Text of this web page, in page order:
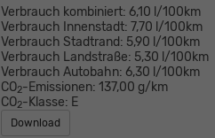
Verbrauch kombiniert: 6,10 l/100km
Verbrauch Innenstadt: 7,70 l/100km
Verbrauch Stadtrand: 5,90 l/100km
Verbrauch Landstraße: 5,30 l/100km
Verbrauch Autobahn: 6,30 l/100km
CO2-Emissionen: 137,00 g/km
CO2-Klasse: E
Download